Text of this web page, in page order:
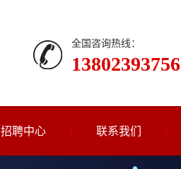
全国咨询热线：
13802393756
招聘中心 联系我们